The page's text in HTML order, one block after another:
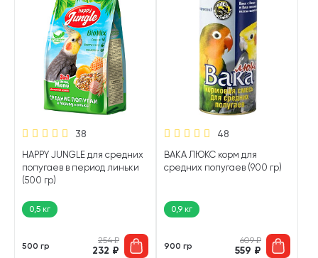
38
HAPPY JUNGLE для средних
попугаев в период линьки
(500 гр)
0,5 кг
500 гр
254₽
232 ₽
48
ВАКА ЛЮКС корм для
средних попугаев (900 гр)
0,9 кг
900 гр
609₽
559 ₽